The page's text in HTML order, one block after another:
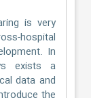
is very
hospital
In
exists a
data and